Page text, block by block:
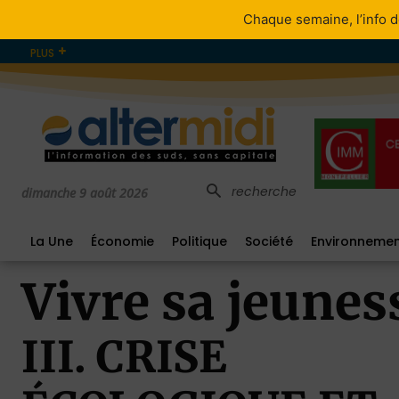
PLUS
dimanche 9 août 2026 recherche
La Une Économie Politique Société
Vivre sa
III. CRISE
Chaque semaine, l’info